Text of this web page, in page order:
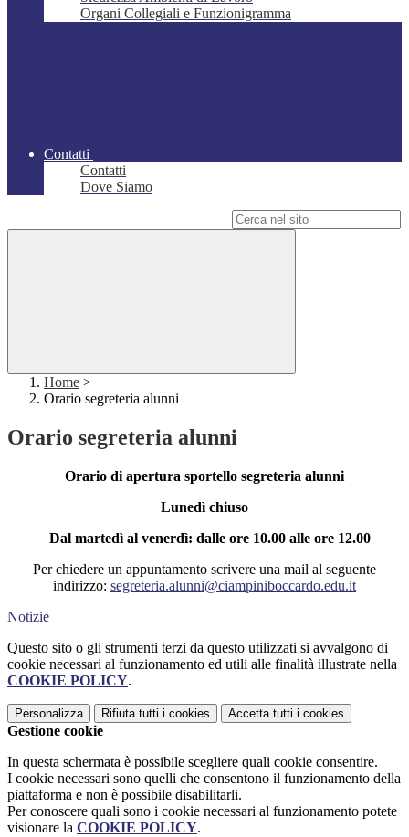
Organi Collegiali e Funzionigramma
Contatti
Contatti
Dove Siamo
Home >
Orario segreteria alunni
Orario segreteria alunni
Orario di apertura sportello segreteria alunni
Lunedì chiuso
Dal martedì al venerdì: dalle ore 10.00 alle ore 12.00
Per chiedere un appuntamento scrivere una mail al seguente
indirizzo: segreteria.alunni@ciampiniboccardo.edu.it
Notizie
Questo sito o gli strumenti terzi da questo utilizzati si avvalgono di
cookie necessari al funzionamento ed utili alle finalità illustrate nella
COOKIE POLICY.
Personalizza Rifiuta tutti i cookies Accetta tutti i cookies
Gestione cookie
In questa schermata è possibile scegliere quali cookie consentire.
I cookie necessari sono quelli che consentono il funzionamento della
piattaforma e non è possibile disabilitarli.
Per conoscere quali sono i cookie necessari al funzionamento potete
visionare la COOKIE POLICY.